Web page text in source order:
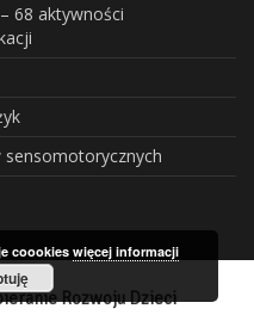
68 aktywności
sensomotorycznych
Rozwoju Dzieci
coookieswięcej informacji